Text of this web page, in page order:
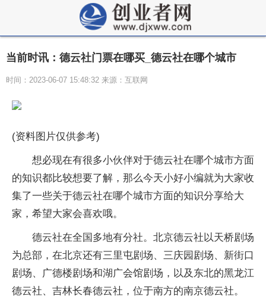
当前时讯：德云社门票在哪买_德云社在哪个城市
时间：2023-06-07 15:48:32 来源：互联网
(资料图片仅供参考)
想必现在有很多小伙伴对于德云社在哪个城市方面
的知识都比较想要了解，那么今天小好小编就为大家收
集了一些关于德云社在哪个城市方面的知识分享给大
家，希望大家会喜欢哦。
德云社在全国多地有分社。北京德云社以天桥剧场
为总部，在北京还有三里屯剧场、三庆园剧场、新街口
剧场、广德楼剧场和湖广会馆剧场，以及东北的黑龙江
德云社、吉林长春德云社，位于南方的南京德云社。